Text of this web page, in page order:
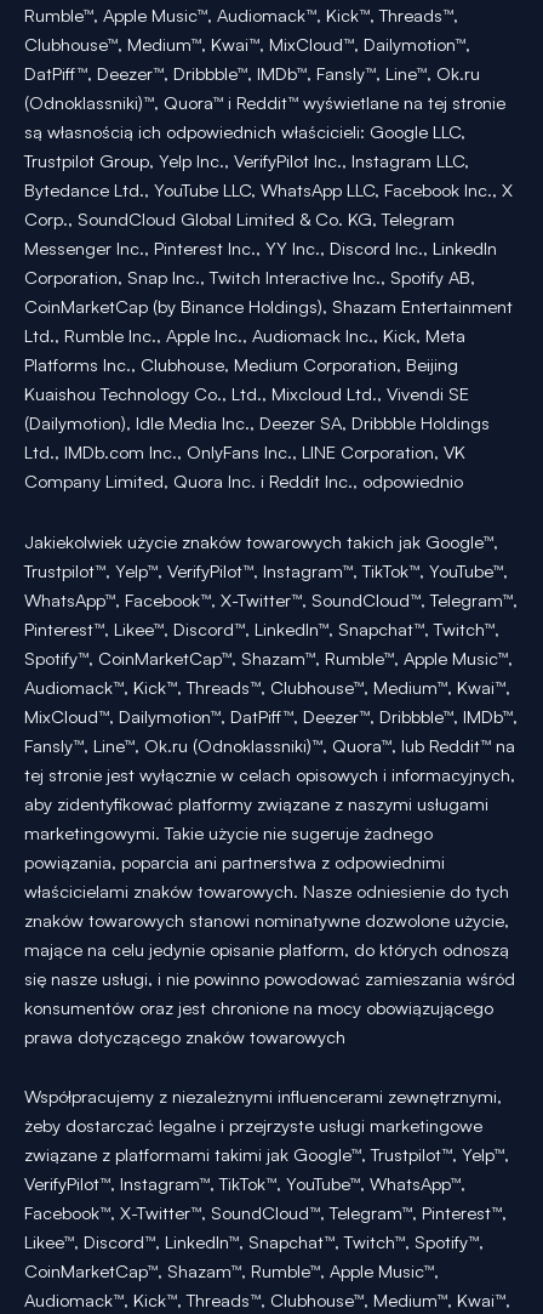
Rumble™, Apple Music™, Audiomack™, Kick™, Threads™,
Clubhouse™, Medium™, Kwai™, MixCloud™, Dailymotion™,
DatPiff™, Deezer™, Dribbble™, IMDb™, Fansly™, Line™, Ok.ru
(Odnoklassniki)™, Quora™ i Reddit™ wyświetlane na tej stronie
są własnością ich odpowiednich właścicieli: Google LLC,
Trustpilot Group, Yelp Inc., VerifyPilot Inc., Instagram LLC,
Bytedance Ltd., YouTube LLC, WhatsApp LLC, Facebook Inc., X
Corp., SoundCloud Global Limited & Co. KG, Telegram
Messenger Inc., Pinterest Inc., YY Inc., Discord Inc., LinkedIn
Corporation, Snap Inc., Twitch Interactive Inc., Spotify AB,
CoinMarketCap (by Binance Holdings), Shazam Entertainment
Ltd., Rumble Inc., Apple Inc., Audiomack Inc., Kick, Meta
Platforms Inc., Clubhouse, Medium Corporation, Beijing
Kuaishou Technology Co., Ltd., Mixcloud Ltd., Vivendi SE
(Dailymotion), Idle Media Inc., Deezer SA, Dribbble Holdings
Ltd., IMDb.com Inc., OnlyFans Inc., LINE Corporation, VK
Company Limited, Quora Inc. i Reddit Inc., odpowiednio
Jakiekolwiek użycie znaków towarowych takich jak Google™,
Trustpilot™, Yelp™, VerifyPilot™, Instagram™, TikTok™, YouTube™,
WhatsApp™, Facebook™, X-Twitter™, SoundCloud™, Telegram™,
Pinterest™, Likee™, Discord™, LinkedIn™, Snapchat™, Twitch™,
Spotify™, CoinMarketCap™, Shazam™, Rumble™, Apple Music™,
Audiomack™, Kick™, Threads™, Clubhouse™, Medium™, Kwai™,
MixCloud™, Dailymotion™, DatPiff™, Deezer™, Dribbble™, IMDb™,
Fansly™, Line™, Ok.ru (Odnoklassniki)™, Quora™, lub Reddit™ na
tej stronie jest wyłącznie w celach opisowych i informacyjnych,
aby zidentyfikować platformy związane z naszymi usługami
marketingowymi. Takie użycie nie sugeruje żadnego
powiązania, poparcia ani partnerstwa z odpowiednimi
właścicielami znaków towarowych. Nasze odniesienie do tych
znaków towarowych stanowi nominatywne dozwolone użycie,
mające na celu jedynie opisanie platform, do których odnoszą
się nasze usługi, i nie powinno powodować zamieszania wśród
konsumentów oraz jest chronione na mocy obowiązującego
prawa dotyczącego znaków towarowych
Współpracujemy z niezależnymi influencerami zewnętrznymi,
żeby dostarczać legalne i przejrzyste usługi marketingowe
związane z platformami takimi jak Google™, Trustpilot™, Yelp™,
VerifyPilot™, Instagram™, TikTok™, YouTube™, WhatsApp™,
Facebook™, X-Twitter™, SoundCloud™, Telegram™, Pinterest™,
Likee™, Discord™, LinkedIn™, Snapchat™, Twitch™, Spotify™,
CoinMarketCap™, Shazam™, Rumble™, Apple Music™,
Audiomack™, Kick™, Threads™, Clubhouse™, Medium™, Kwai™,